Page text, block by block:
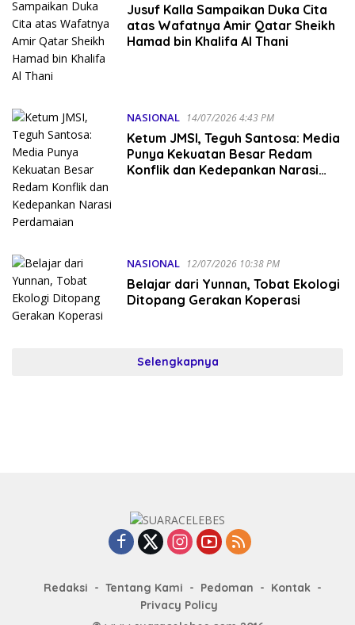
Jusuf Kalla Sampaikan Duka Cita
atas Wafatnya Amir Qatar Sheikh
Hamad bin Khalifa Al Thani
NASIONAL 14/07/2026 4:43 PM
Ketum JMSI, Teguh Santosa: Media
Punya Kekuatan Besar Redam
Konflik dan Kedepankan Narasi
NASIONAL 12/07/2026 10:38 PM
Belajar dari Yunnan, Tobat Ekologi
Ditopang Gerakan Koperasi
Selengkapnya
Redaksi Tentang Kami Pedoman
Kontak
Privacy Policy